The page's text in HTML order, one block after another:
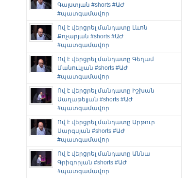
Գալստյան #shorts #ԱԺ
#պատգամավոր
Ով է վերցրել մանդատը Լևոն
Քոչարյան #shorts #ԱԺ
#պատգամավոր
Ով է վերցրել մանդատը Գեղամ
Մանուկյան #shorts #ԱԺ
#պատգամավոր
Ով է վերցրել մանդատը Իշխան
Սաղաթելյան #shorts #ԱԺ
#պատգամավոր
Ով է վերցրել մանդատը Արթուր
Սարգսյան #shorts #ԱԺ
#պատգամավոր
Ով է վերցրել մանդատը Աննա
Գրիգորյան #shorts #ԱԺ
#պատգամավոր